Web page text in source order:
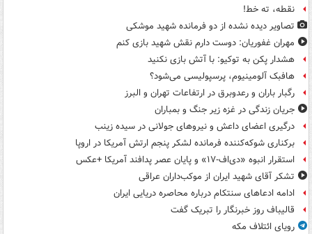
نقطه، ته خط!
تصاویر دیده‌ نشده از دو فرمانده شهید موشکی
مهران غفوریان: دوست دارم نقش شهید بازی کنم
هشدار پکن به توکیو: با آتش بازی نکنید
هافبک آلومینیوم، پرسپولیسی می‌شود؟
رگبار باران و رعدوبرق در ارتفاعات تهران و البرز
جریان زندگی در غزه زیر جنگ و بمباران
درگیری اعضای داعش و نیروهای جولانی در سیده زینب
برکناری شوکه‌کننده فرمانده لشکر پنجم ارتش آمریکا در اروپا
استقرار انبوه «دی‌اف‑۱۷» و پایان عصر پدافند آمریکا +عکس
تشکر آقای شهید ایران از موکب‌داران عراقی
ادامه ادعاهای سنتکام درباره محاصره دریایی ایران
قالیباف روز خبرنگار را تبریک گفت
رویای ائتلاف مکه